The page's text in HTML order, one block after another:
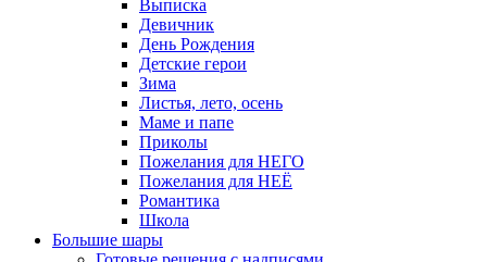
Выписка
Девичник
День Рождения
Детские герои
Зима
Листья, лето, осень
Маме и папе
Приколы
Пожелания для НЕГО
Пожелания для НЕЁ
Романтика
Школа
Большие шары